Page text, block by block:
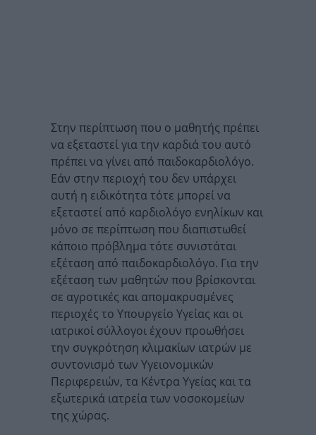
Στην περίπτωση που ο μαθητής πρέπει
να εξεταστεί για την καρδιά του αυτό
πρέπει να γίνει από παιδοκαρδιολόγο.
Εάν στην περιοχή του δεν υπάρχει
αυτή η ειδικότητα τότε μπορεί να
εξεταστεί από καρδιολόγο ενηλίκων και
μόνο σε περίπτωση που διαπιστωθεί
κάποιο πρόβλημα τότε συνιστάται
εξέταση από παιδοκαρδιολόγο. Για την
εξέταση των μαθητών που βρίσκονται
σε αγροτικές και απομακρυσμένες
περιοχές το Υπουργείο Υγείας και οι
ιατρικοί σύλλογοι έχουν προωθήσει
την συγκρότηση κλιμακίων ιατρών με
συντονισμό των Υγειονομικών
Περιφερειών, τα Κέντρα Υγείας και τα
εξωτερικά ιατρεία των νοσοκομείων
της χώρας.